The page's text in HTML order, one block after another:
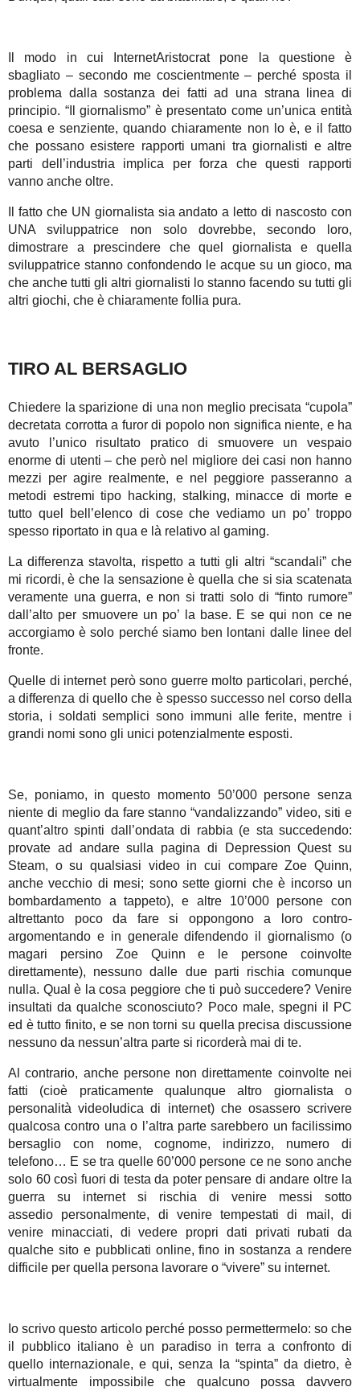
Il modo in cui InternetAristocrat pone la questione è
sbagliato – secondo me coscientmente – perché sposta il
problema dalla sostanza dei fatti ad una strana linea di
principio. “Il giornalismo” è presentato come un’unica entità
coesa e senziente, quando chiaramente non lo è, e il fatto
che possano esistere rapporti umani tra giornalisti e altre
parti dell’industria implica per forza che questi rapporti
vanno anche oltre.
Il fatto che UN giornalista sia andato a letto di nascosto con
UNA sviluppatrice non solo dovrebbe, secondo loro,
dimostrare a prescindere che quel giornalista e quella
sviluppatrice stanno confondendo le acque su un gioco, ma
che anche tutti gli altri giornalisti lo stanno facendo su tutti gli
altri giochi, che è chiaramente follia pura.
TIRO AL BERSAGLIO
Chiedere la sparizione di una non meglio precisata “cupola”
decretata corrotta a furor di popolo non significa niente, e ha
avuto l’unico risultato pratico di smuovere un vespaio
enorme di utenti – che però nel migliore dei casi non hanno
mezzi per agire realmente, e nel peggiore passeranno a
metodi estremi tipo hacking, stalking, minacce di morte e
tutto quel bell’elenco di cose che vediamo un po’ troppo
spesso riportato in qua e là relativo al gaming.
La differenza stavolta, rispetto a tutti gli altri “scandali” che
mi ricordi, è che la sensazione è quella che si sia scatenata
veramente una guerra, e non si tratti solo di “finto rumore”
dall’alto per smuovere un po’ la base. E se qui non ce ne
accorgiamo è solo perché siamo ben lontani dalle linee del
fronte.
Quelle di internet però sono guerre molto particolari, perché,
a differenza di quello che è spesso successo nel corso della
storia, i soldati semplici sono immuni alle ferite, mentre i
grandi nomi sono gli unici potenzialmente esposti.
Se, poniamo, in questo momento 50’000 persone senza
niente di meglio da fare stanno “vandalizzando” video, siti e
quant’altro spinti dall’ondata di rabbia (e sta succedendo:
provate ad andare sulla pagina di Depression Quest su
Steam, o su qualsiasi video in cui compare Zoe Quinn,
anche vecchio di mesi; sono sette giorni che è incorso un
bombardamento a tappeto), e altre 10’000 persone con
altrettanto poco da fare si oppongono a loro contro-
argomentando e in generale difendendo il giornalismo (o
magari persino Zoe Quinn e le persone coinvolte
direttamente), nessuno dalle due parti rischia comunque
nulla. Qual è la cosa peggiore che ti può succedere? Venire
insultati da qualche sconosciuto? Poco male, spegni il PC
ed è tutto finito, e se non torni su quella precisa discussione
nessuno da nessun’altra parte si ricorderà mai di te.
Al contrario, anche persone non direttamente coinvolte nei
fatti (cioè praticamente qualunque altro giornalista o
personalità videoludica di internet) che osassero scrivere
qualcosa contro una o l’altra parte sarebbero un facilissimo
bersaglio con nome, cognome, indirizzo, numero di
telefono… E se tra quelle 60’000 persone ce ne sono anche
solo 60 così fuori di testa da poter pensare di andare oltre la
guerra su internet si rischia di venire messi sotto
assedio personalmente, di venire tempestati di mail, di
venire minacciati, di vedere propri dati privati rubati da
qualche sito e pubblicati online, fino in sostanza a rendere
difficile per quella persona lavorare o “vivere” su internet.
Io scrivo questo articolo perché posso permettermelo: so che
il pubblico italiano è un paradiso in terra a confronto di
quello internazionale, e qui, senza la “spinta” da dietro, è
virtualmente impossibile che qualcuno possa davvero